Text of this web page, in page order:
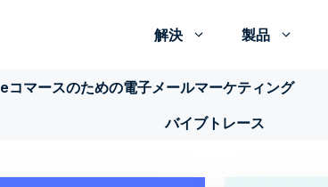
解決 製品
eコマースのための電子メールマーケティング
バイブトレース